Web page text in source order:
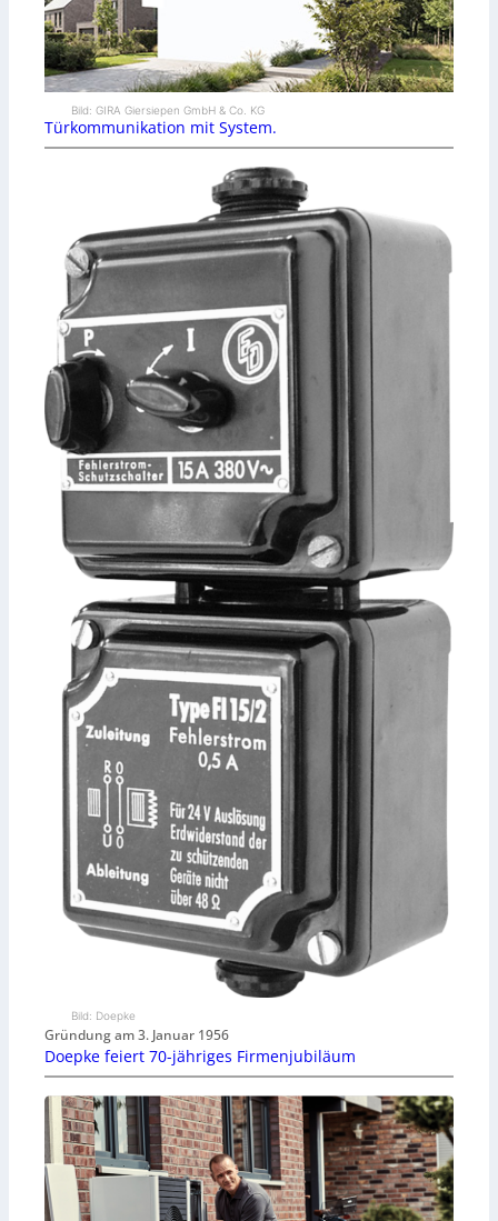
Bild: GIRA Giersiepen GmbH & Co. KG
Türkommunikation mit System.
Bild: Doepke
Gründung am 3. Januar 1956
Doepke feiert 70-jähriges Firmenjubiläum